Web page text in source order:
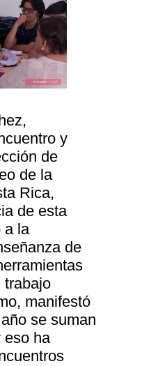
y
de
de la
Rica,
de esta
a la
de
trabajo
manifestó
se suman
eso ha